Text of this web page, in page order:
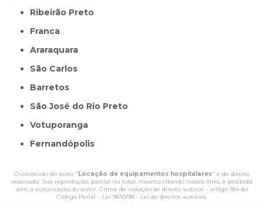
Ribeirão Preto
Franca
Araraquara
São Carlos
Barretos
São José do Rio Preto
Votuporanga
Fernandópolis
O conteúdo do texto " Locação de equipamentos hospitalares" é de direito
reservado. Sua reprodução, parcial ou total, mesmo citando nossos links, é proibida
sem a autorização do autor. Crime de violação de direito autoral – artigo 184 do
Código Penal – Lei 9610/98 - Lei de direitos autorais.